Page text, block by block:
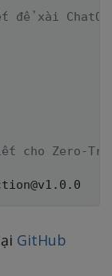
để xài
cho Zero-
GitHub